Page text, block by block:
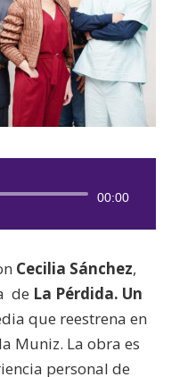
00:00
Cecilia Sánchez,
de La Pérdida. Un
que reestrena en
Muniz. La obra es
personal de